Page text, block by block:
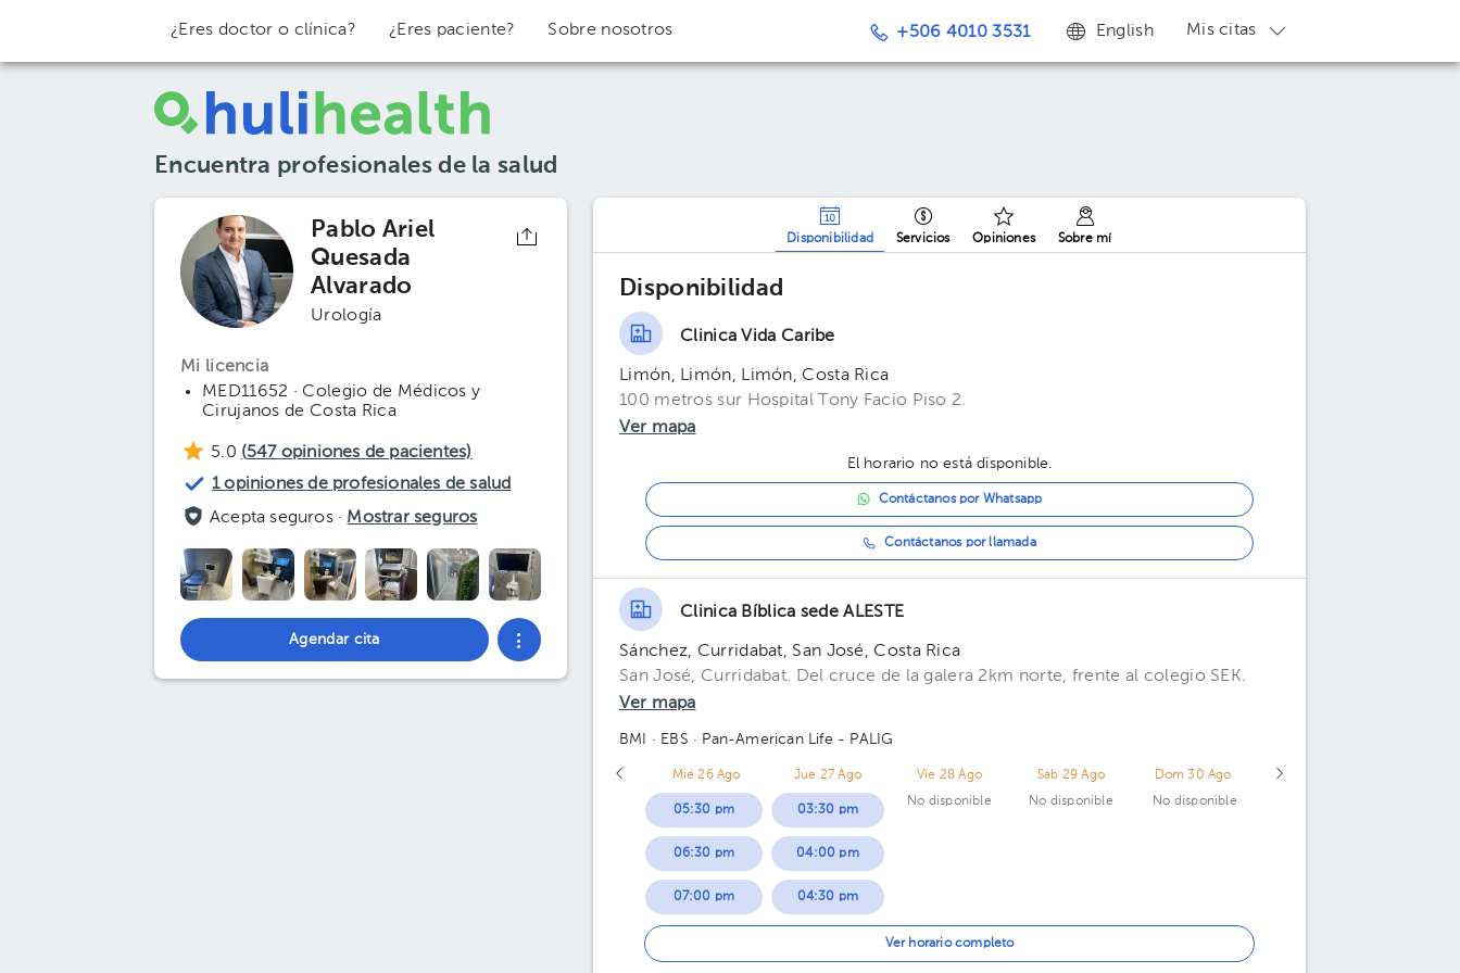
¿Eres doctor o clínica? ¿Eres paciente? Sobre nosotros +506 4010 3531 English Mis citas
Encuentra profesionales de la salud
Pablo Ariel
Quesada
Alvarado
Urología
Mi licencia
MED11652 · Colegio de Médicos y
Cirujanos de Costa Rica
5.0 (547 opiniones de pacientes)
1 opiniones de profesionales de salud
Acepta seguros · Mostrar seguros
Agendar cita
Disponibilidad Servicios Opiniones Sobre mí
Disponibilidad
Clinica Vida Caribe
Limón, Limón, Limón, Costa Rica
100 metros sur Hospital Tony Facio Piso 2.
Ver mapa
El horario no está disponible.
Contáctanos por Whatsapp
Contáctanos por llamada
Clinica Bíblica sede ALESTE
Sánchez, Curridabat, San José, Costa Rica
San José, Curridabat. Del cruce de la galera 2km norte, frente al colegio SEK.
Ver mapa
BMI · EBS · Pan-American Life - PALIG
Mié 26 Ago
05:30 pm
06:30 pm
07:00 pm
Jue 27 Ago
03:30 pm
04:00 pm
04:30 pm
Vie 28 Ago
No disponible
Sáb 29 Ago
No disponible
Dom 30 Ago
No disponible
Ver horario completo